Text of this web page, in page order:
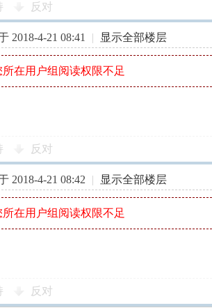
反对
2018-4-21 08:41 | 显示全部楼层
所在用户组阅读权限不足
反对
2018-4-21 08:42 | 显示全部楼层
所在用户组阅读权限不足
反对